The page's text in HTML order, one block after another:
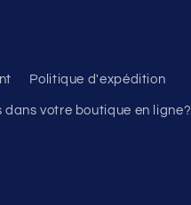
Politique d'expédition
votre boutique en ligne?